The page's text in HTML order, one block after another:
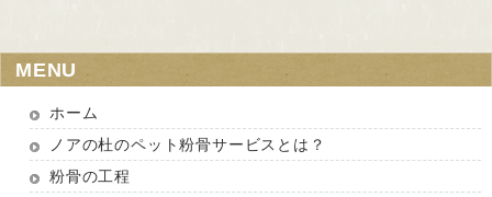
MENU
ホーム
ノアの杜のペット粉骨サービスとは？
粉骨の工程